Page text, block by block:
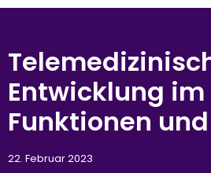
Entwicklung im
Funktionen
22. Februar 2023